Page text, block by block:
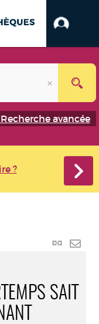
Recherche avancée
?
Lien
mail
SAIT